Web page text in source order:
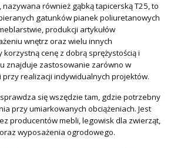
również gąbką tapicerską T25, to
gatunków pianek poliuretanowych
produkcji artykułów
wnętrz oraz wielu innych
korzystną cenę z dobrą sprężystością i
znajduje zastosowanie zarówno w
realizacji indywidualnych projektów.
się wszędzie tam, gdzie potrzebny
przy umiarkowanych obciążeniach. Jest
producentów mebli, legowisk dla zwierząt,
wyposażenia ogrodowego.